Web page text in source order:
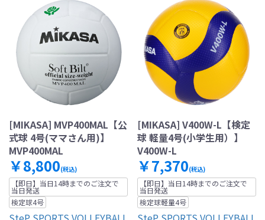
[MIKASA] MVP400MAL【公
式球 4号(ママさん用)】
MVP400MAL
￥8,800(税込)
【即日】当日14時までのご注文で
当日発送
検定球4号
[MIKASA] V400W-L【検定
球 軽量4号(小学生用）】
V400W-L
￥7,370(税込)
【即日】当日14時までのご注文で
当日発送
検定球軽量4号